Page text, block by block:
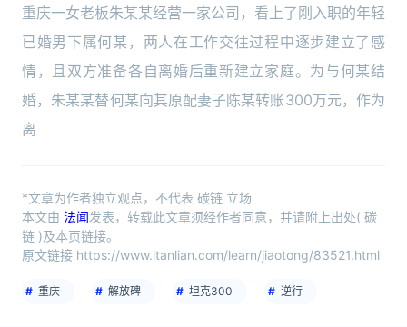
还
重庆一女老板朱某某经营一家公司，看上了刚入职的年轻
已婚男下属何某，两人在工作交往过程中逐步建立了感
情，且双方准备各自离婚后重新建立家庭。为与何某结
婚，朱某某替何某向其原配妻子陈某转账300万元，作为
离
*文章为作者独立观点，不代表 碳链 立场
本文由 法闻发表，转载此文章须经作者同意，并请附上出处( 碳
链 )及本页链接。
原文链接 https://www.itanlian.com/learn/jiaotong/83521.html
重庆 解放碑 坦克300 逆行